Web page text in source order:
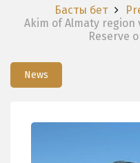
Басты бет
Akim of Almaty region
Reserve
News